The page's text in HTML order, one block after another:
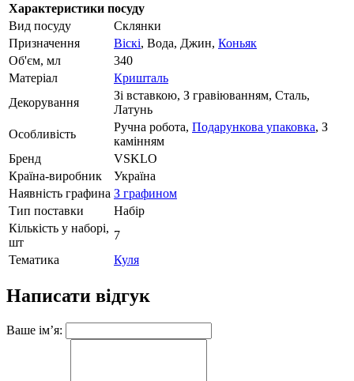
Характеристики посуду
Вид посуду
Склянки
Призначення
Віскі, Вода, Джин, Коньяк
Об'єм, мл
340
Матеріал
Кришталь
Декорування
Зі вставкою, З гравіюванням, Сталь,
Латунь
Особливість
Ручна робота, Подарункова упаковка, З
камінням
Бренд
VSKLO
Країна-виробник
Україна
Наявність графина З графином
Тип поставки
Набір
Кількість у наборі,
шт
7
Тематика
Куля
Написати відгук
Ваше ім’я: